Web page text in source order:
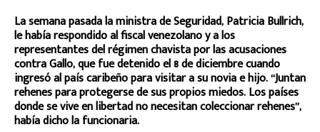
La semana pasada la ministra de Seguridad, Patricia Bullrich,
le había respondido al fiscal venezolano y a los
representantes del régimen chavista por las acusaciones
contra Gallo, que fue detenido el 8 de diciembre cuando
ingresó al país caribeño para visitar a su novia e hijo. “Juntan
rehenes para protegerse de sus propios miedos. Los países
donde se vive en libertad no necesitan coleccionar rehenes”,
había dicho la funcionaria.